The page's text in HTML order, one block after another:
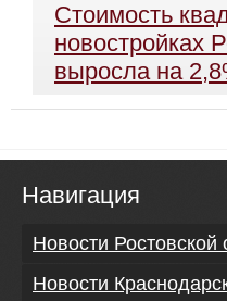
Стоимость
новостройках
выросла на
Навигация
Новости Ростовской
Новости